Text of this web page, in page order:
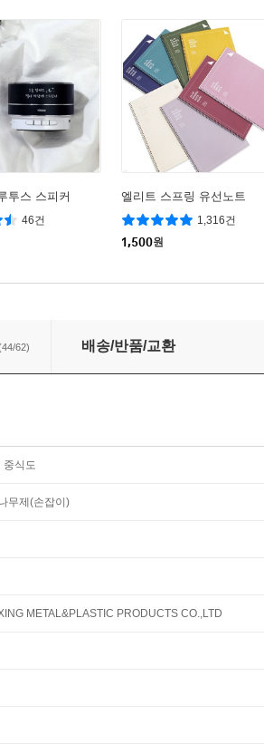
투스 스피커
46건
엘리트 스프링 유선노트
1,316건
1,500원
칼집포함
62) 배송/반품/교환
중식도
무제(손잡이)
METAL&PLASTIC PRODUCTS CO.,LTD